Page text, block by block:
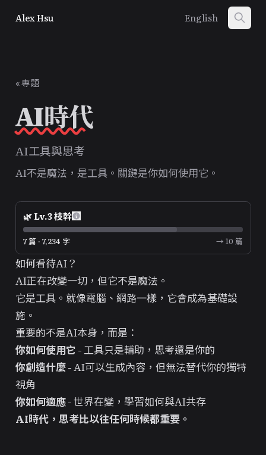
Alex Hsu English
« 專題
AI時代
AI工具與思考
AI不是魔法，是工具。關鍵是你如何使用它。
🌿Lv.3枝幹
7 篇 · 7,234 字 → 10 篇
如何看待AI？
AI正在改變一切，但它不是魔法。
它是工具。就像電腦、網路一樣，它會成為基礎設
施。
重要的不是AI本身，而是：
你如何使用它 - 工具只是輔助，思考還是你的
你創造什麼- AI可以生成內容，但無法替代你的獨特
視角
你如何適應- 世界在變，學習如何與AI共存
AI時代，思考比以往任何時候都重要。